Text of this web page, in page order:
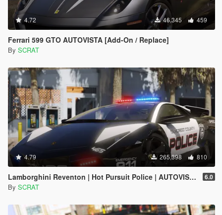
4.72 46,345 459
Ferrari 599 GTO AUTOVISTA [Add-On / Replace]
By SCRAT
4.79 265,398 810
Lamborghini Reventon | Hot Pursuit Police | AUTOVISTA [Add-On / Replace | Wipers | Template | Wings + Spoiler] 6.0
By SCRAT